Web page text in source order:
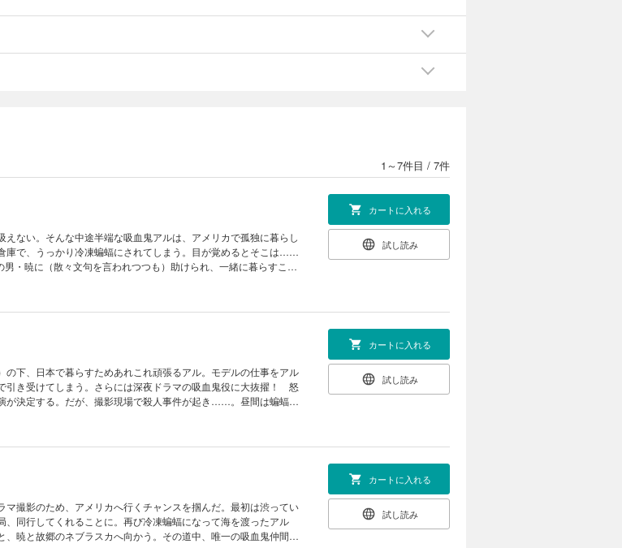
1～7件目 / 7件
ない。そんな中途半端な吸血鬼アルは、アメリカで孤独に暮らし
庫で、うっかり冷凍蝙蝠にされてしまう。目が覚めるとそこは……
・暁に（散々文句を言われつつも）助けられ、一緒に暮らすこと
カートに入れる
試し読み
下、日本で暮らすためあれこれ頑張るアル。モデルの仕事をアル
引き受けてしまう。さらには深夜ドラマの吸血鬼役に大抜擢！ 怒
が決定する。だが、撮影現場で殺人事件が起き……。昼間は蝙蝠、
カートに入れる
試し読み
撮影のため、アメリカへ行くチャンスを掴んだ。最初は渋ってい
同行してくれることに。再び冷凍蝙蝠になって海を渡ったアル
暁と故郷のネブラスカへ向かう。その道中、唯一の吸血鬼仲間・
カートに入れる
試し読み